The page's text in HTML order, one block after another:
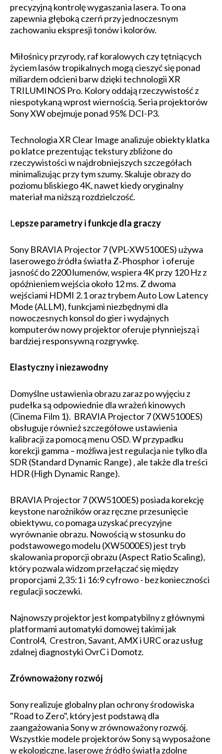
precyzyjną kontrolę wygaszania lasera. To ona
zapewnia głęboką czerń przy jednoczesnym
zachowaniu ekspresji tonów i kolorów.
Miłośnicy przyrody, raf koralowych czy tętniących
życiem lasów tropikalnych mogą cieszyć się ponad
miliardem odcieni barw dzięki technologii XR
TRILUMINOS Pro. Kolory oddają rzeczywistość z
niespotykaną wprost wiernością. Seria projektorów
Sony XW obejmuje ponad 95% DCI-P3.
Technologia XR Clear Image analizuje obiekty klatka
po klatce prezentując tekstury zbliżone do
rzeczywistości w najdrobniejszych szczegółach
minimalizując przy tym szumy. Skaluje obrazy do
poziomu bliskiego 4K, nawet kiedy oryginalny
materiał ma niższą rozdzielczość.
Lepsze parametry i funkcje dla graczy
Sony BRAVIA Projector 7 (VPL-XW5100ES) używa
laserowego źródła światła Z‑Phosphor i oferuje
jasność do 2200 lumenów, wspiera 4K przy 120 Hz z
opóźnieniem wejścia około 12 ms. Z dwoma
wejściami HDMI 2.1 oraz trybem Auto Low Latency
Mode (ALLM), funkcjami niezbędnymi dla
nowoczesnych konsol do gier i wydajnych
komputerów nowy projektor oferuje płynniejszą i
bardziej responsywną rozgrywkę.
Elastyczny i niezawodny
Domyślne ustawienia obrazu zaraz po wyjęciu z
pudełka są odpowiednie dla wrażeń kinowych
(Cinema Film 1). BRAVIA Projector 7 (XW5100ES)
obsługuje również szczegółowe ustawienia
kalibracji za pomocą menu OSD. W przypadku
korekcji gamma – możliwa jest regulacja nie tylko dla
SDR (Standard Dynamic Range) , ale także dla treści
HDR (High Dynamic Range).
BRAVIA Projector 7 (XW5100ES) posiada korekcję
keystone narożników oraz ręczne przesunięcie
obiektywu, co pomaga uzyskać precyzyjne
wyrównanie obrazu. Nowością w stosunku do
podstawowego modelu (XW5000ES) jest tryb
skalowania proporcji obrazu (Aspect Ratio Scaling),
który pozwala widzom przełączać się między
proporcjami 2,35:1 i 16:9 cyfrowo - bez konieczności
regulacji soczewki.
Najnowszy projektor jest kompatybilny z głównymi
platformami automatyki domowej takimi jak
Control4, Crestron, Savant, AMX i URC oraz usług
zdalnej diagnostyki OvrC i Domotz.
Zrównoważony rozwój
Sony realizuje globalny plan ochrony środowiska
"Road to Zero", który jest podstawą dla
zaangażowania Sony w zrównoważony rozwój.
Wszystkie modele projektorów Sony są wyposażone
w ekologiczne, laserowe źródło światła zdolne